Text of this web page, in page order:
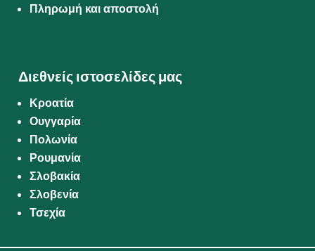
Πληρωμή και αποστολή
Διεθνείς ιστοσελίδες μας
Κροατία
Ουγγαρία
Πολωνία
Ρουμανία
Σλοβακία
Σλοβενία
Τσεχία